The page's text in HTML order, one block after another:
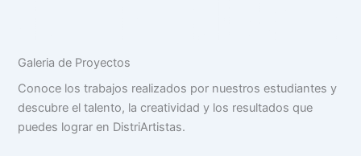
Galeria de Proyectos
Conoce los trabajos realizados por nuestros estudiantes y
descubre el talento, la creatividad y los resultados que
puedes lograr en DistriArtistas.